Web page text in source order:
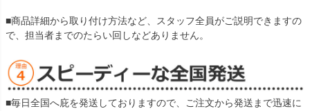
■商品詳細から取り付け方法など、スタッフ全員がご説明できますの
で、担当者までのたらい回しなどありません。
■毎日全国へ庇を発送しておりますので、ご注文から発送まで迅速に